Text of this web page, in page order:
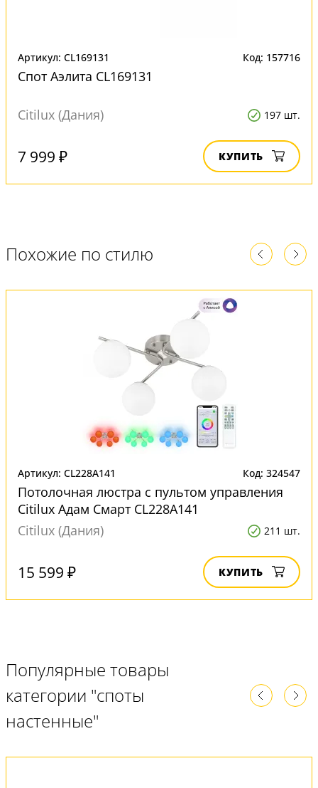
Артикул: CL169131 Код: 157716
Спот Аэлита CL169131
Citilux (Дания) 197 шт.
7 999 ₽ КУПИТЬ
Похожие по стилю
Артикул: CL228A141 Код: 324547
Потолочная люстра с пультом управления
Citilux Адам Смарт CL228A141
Citilux (Дания)
211 шт.
15 599 ₽ КУПИТЬ
Популярные товары
категории "споты
настенные"